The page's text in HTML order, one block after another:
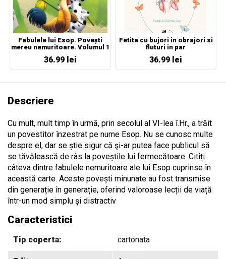
Fabulele lui Esop. Povești
mereu nemuritoare. Volumul 1
36.99 lei
Fetita cu bujori in obrajori si
fluturi in par
36.99 lei
Descriere
Cu mult, mult timp în urmă, prin secolul al VI-lea î.Hr., a trăit
un povestitor înzestrat pe nume Esop. Nu se cunosc multe
despre el, dar se știe sigur că şi-ar putea face publicul să
se tăvălească de râs la poveștile lui fermecătoare. Citiți
câteva dintre fabulele nemuritoare ale lui Esop cuprinse în
această carte. Aceste povești minunate au fost transmise
din generație în generație, oferind valoroase lecții de viață
într-un mod simplu și distractiv
Caracteristici
Tip coperta: cartonata